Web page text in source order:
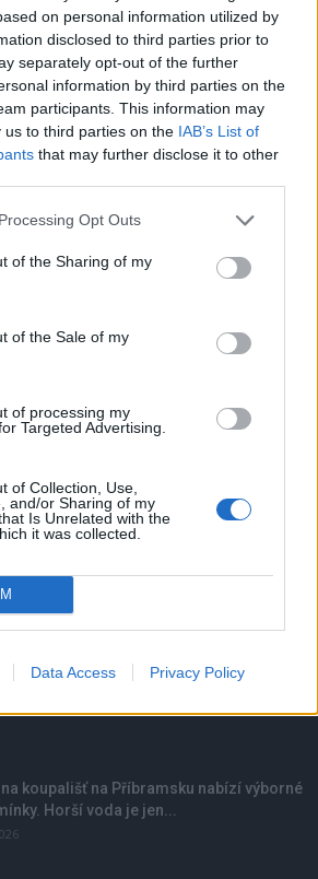
on personal information utilized by
disclosed to third parties prior to
separately opt-out of the further
information by third parties on the
participants. This information may
us to third parties on the IAB’s List of
that may further disclose it to other
Opt Outs
of the Sharing of my
of the Sale of my
of processing my
Targeted Advertising.
of Collection, Use,
and/or Sharing of my
Is Unrelated with the
it was collected.
Data Access Privacy Policy
sedmý řidič měl problém. Policie
akci na Příbramsku odhalila
řidičů při kontrole na Příbramsku
Policie o prázdninách zpřísní
na silnicích
vzpomínaly na filmovou legendu
koupališť na Příbramsku nabízí výborné
Horší voda je jen...